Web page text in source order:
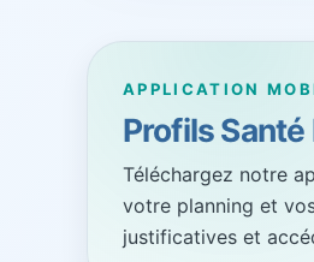
APPLICATION
Profils
Téléchargez notre
votre planning et
justificatives et